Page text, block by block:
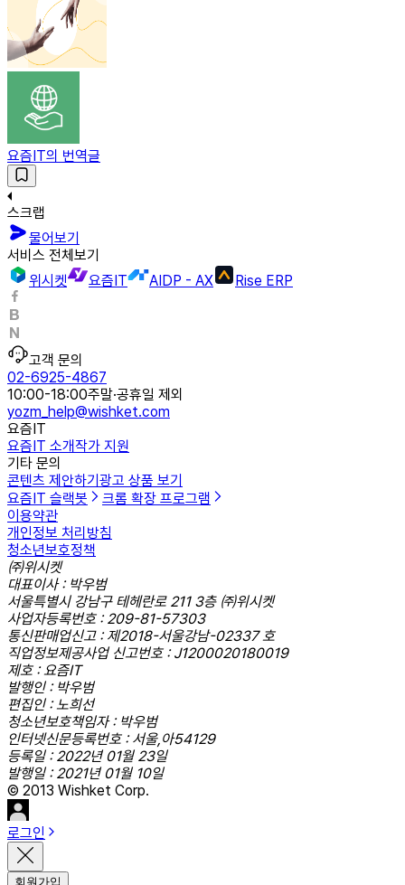
요즘IT의 번역글
스크랩
물어보기
서비스 전체보기
위시켓
요즘IT AIDP - AX Rise ERP
고객 문의
02-6925-4867
10:00-18:00주말·공휴일 제외
yozm_help@wishket.com
요즘IT
요즘IT 소개작가 지원
기타 문의
콘텐츠 제안하기 광고 상품 보기
요즘IT 슬랙봇
크롬 확장 프로그램
이용약관
개인정보 처리방침
청소년보호정책
㈜위시켓
대표이사 : 박우범
서울특별시 강남구 테헤란로 211 3층 ㈜위시켓
사업자등록번호 : 209-81-57303
통신판매업신고 : 제2018-서울강남-02337 호
직업정보제공사업 신고번호 : J1200020180019
제호 : 요즘IT
발행인 : 박우범
편집인 : 노희선
청소년보호책임자 : 박우범
인터넷신문등록번호 : 서울,아54129
등록일 : 2022년 01월 23일
발행일 : 2021년 01월 10일
© 2013 Wishket Corp.
로그인
회원가입